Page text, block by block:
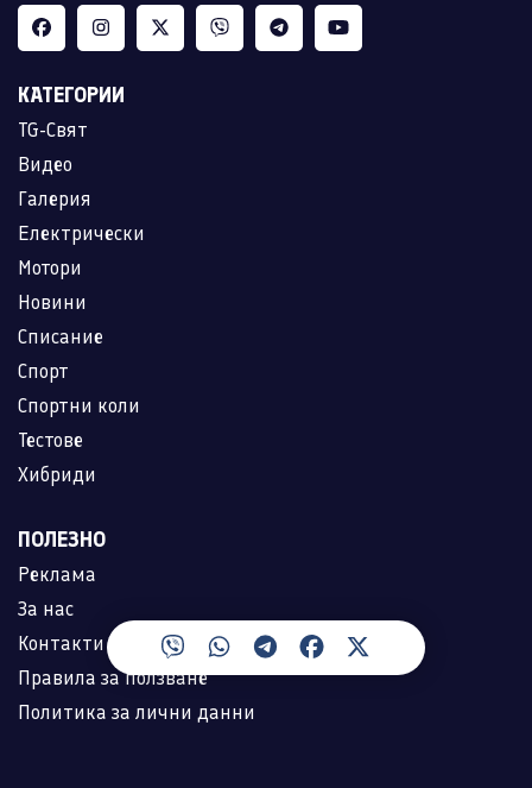
КАТЕГОРИИ
TG-Свят
Видео
Галерия
Електрически
Мотори
Новини
Списание
Спорт
Спортни коли
Тестове
Хибриди
ПОЛЕЗНО
Реклама
За нас
Контакти
Правила за ползване
Политика за лични данни